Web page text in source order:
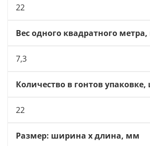
22
Вес одного квадратного метра,
7,3
Количество в гонтов упаковке,
22
Размер: ширина х длина, мм